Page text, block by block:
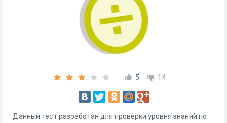
5 14
Данный тест разработан для проверки уровня знаний по